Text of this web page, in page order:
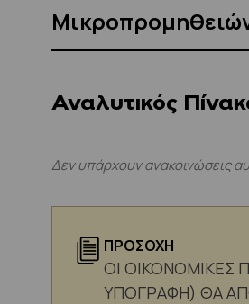
Αναλυτικός
Δεν υπάρχουν ανακοινώσεις
ΠΡΟΣΟΧΗ
ΟΙ ΟΙΚΟΝΟΜΙΚΕΣ
ΥΠΟΓΡΑΦΗ) ΘΑ